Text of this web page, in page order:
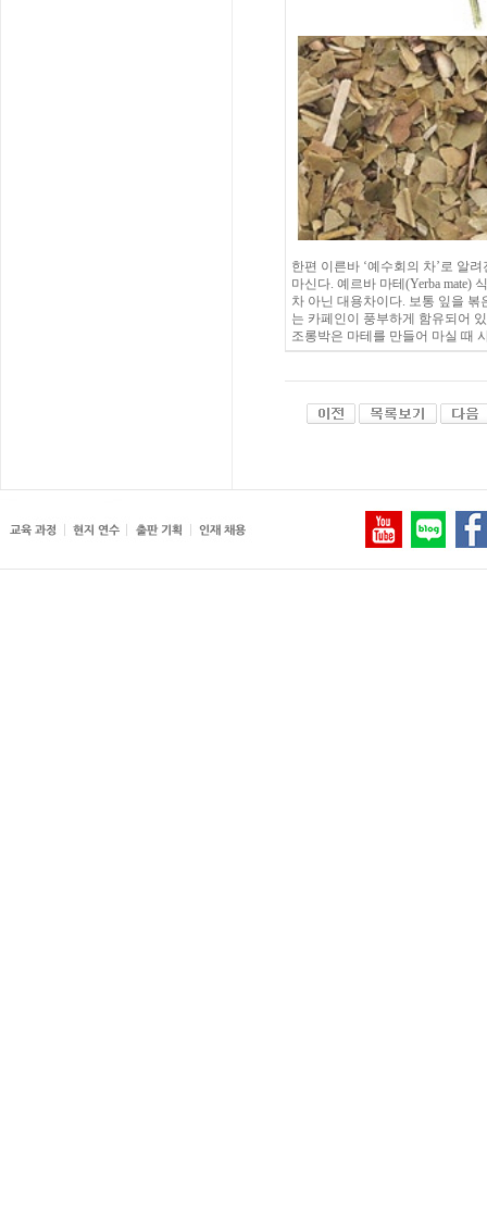
한편 이른바 ‘예수회의 차’로 알
마신다. 예르바 마테(Yerba mate)
차 아닌 대용차이다. 보통 잎을
는 카페인이 풍부하게 함유되어
조롱박은 마테를 만들어 마실 때